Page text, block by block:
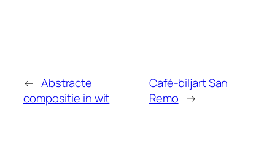
← Abstracte
compositie in wit
Café-biljart San
Remo →